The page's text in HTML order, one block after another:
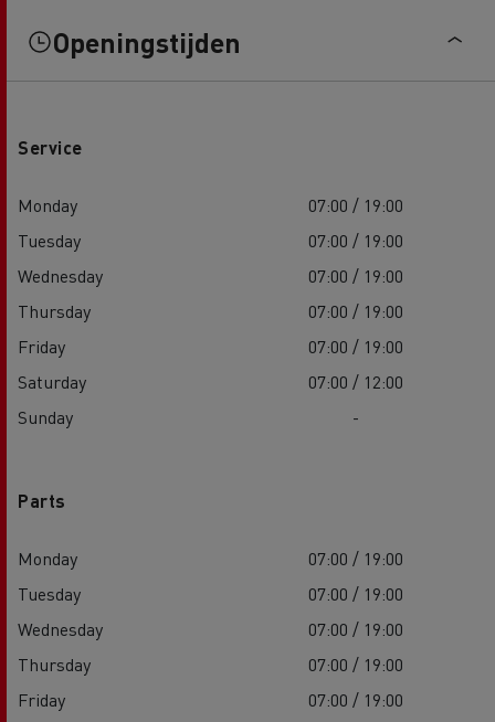
Openingstijden
Service
Monday
07:00 / 19:00
Tuesday
07:00 / 19:00
Wednesday
07:00 / 19:00
Thursday
07:00 / 19:00
Friday
07:00 / 19:00
Saturday
07:00 / 12:00
Sunday
-
Parts
Monday
07:00 / 19:00
Tuesday
07:00 / 19:00
Wednesday
07:00 / 19:00
Thursday
07:00 / 19:00
Friday
07:00 / 19:00